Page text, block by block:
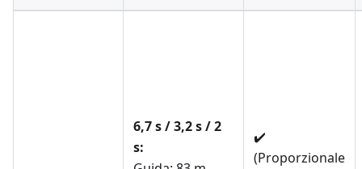
6,7 s / 3,2 s / 2
s:
✔️
(Proporzionale